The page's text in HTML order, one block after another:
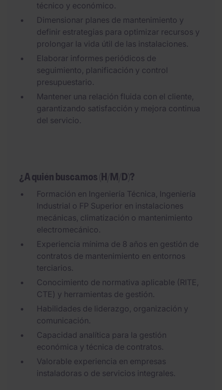
técnico y económico.
Dimensionar planes de mantenimiento y
definir estrategias para optimizar recursos y
prolongar la vida útil de las instalaciones.
Elaborar informes periódicos de
seguimiento, planificación y control
presupuestario.
Mantener una relación fluida con el cliente,
garantizando satisfacción y mejora continua
del servicio.
¿A quién buscamos (H/M/D)?
Formación en Ingeniería Técnica, Ingeniería
Industrial o FP Superior en instalaciones
mecánicas, climatización o mantenimiento
electromecánico.
Experiencia mínima de 8 años en gestión de
contratos de mantenimiento en entornos
terciarios.
Conocimiento de normativa aplicable (RITE,
CTE) y herramientas de gestión.
Habilidades de liderazgo, organización y
comunicación.
Capacidad analítica para la gestión
económica y técnica de contratos.
Valorable experiencia en empresas
instaladoras o de servicios integrales.